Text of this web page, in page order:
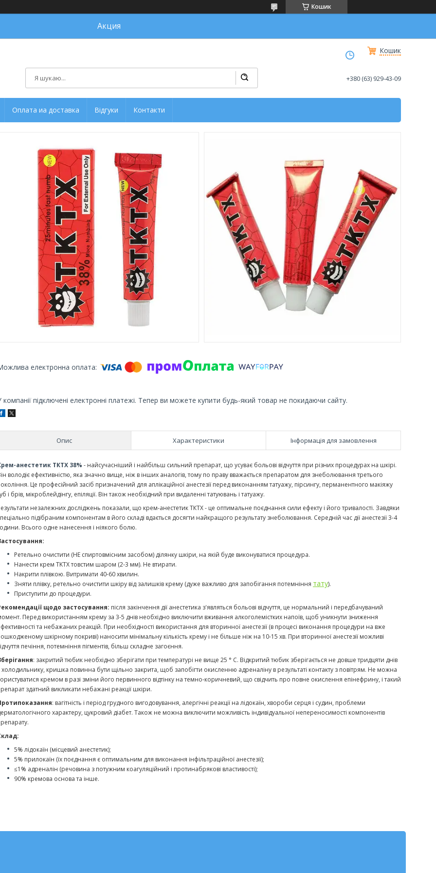
Кошик
Акция
Кошик
+380 (63) 929-43-09
Оплата иа доставка Відгуки Контакти
компанії підключені електронні платежі. Тепер ви можете купити будь-який товар не покидаючи сайту.
Опис Характеристики Інформація для замовлення
анестетик ТКТХ 38% - найсучасніший і найбільш сильний препарат, що усуває больові відчуття при різних процедурах на шкірі.
володіє ефективністю, яка значно вище, ніж в інших аналогів, тому по праву вважається препаратом для знеболювання третього
Це професійний засіб призначений для аплікаційної анестезії перед виконанням татуажу, пірсингу, перманентного макіяжу
і брів, мікроблейдінгу, епіляції. Він також необхідний при видаленні татуювань і татуажу.
незалежних досліджень показали, що крем-анестетик ТКТХ - це оптимальне поєднання сили ефекту і його тривалості. Завдяки
підібраним компонентам в його складі вдається досягти найкращого результату знеболювання. Середній час дії анестезії 3-4
Всього одне нанесення і ніякого болю.
Ретельно очистити (НЕ спиртовмісним засобом) ділянку шкіри, на якій буде виконуватися процедура.
Нанести крем TKTX товстим шаром (2-3 мм). Не втирати.
Накрити плівкою. Витримати 40-60 хвилин.
Зняти плівку, ретельно очистити шкіру від залишків крему (дуже важливо для запобігання потемніння тату).
Приступити до процедури.
щодо застосування: після закінчення дії анестетика з'являться больові відчуття, це нормальний і передбачуваний
Перед використанням крему за 3-5 днів необхідно виключити вживання алкоголемістких напоїв, щоб уникнути зниження
та небажаних реакцій. При необхідності використання для вторинної анестезії (в процесі виконання процедури на вже
шкірному покриві) наносити мінімальну кількість крему і не більше ніж на 10-15 хв. При вторинної анестезії можливі
печіння, потемніння пігментів, більш складне загоєння.
: закритий тюбик необхідно зберігати при температурі не вище 25 ° C. Відкритий тюбик зберігається не довше тридцяти днів
холодильнику, кришка повинна бути щільно закрита, щоб запобігти окисленню адреналіну в результаті контакту з повітрям. Не можна
кремом в разі зміни його первинного відтінку на темно-коричневий, що свідчить про повне окислення епінефрину, і такий
здатний викликати небажані реакції шкіри.
: вагітність і період грудного вигодовування, алергічні реакції на лідокаїн, хвороби серця і судин, проблеми
характеру, цукровий діабет. Також не можна виключити можливість індивідуальної непереносимості компонентів
5% лідокаїн (місцевий анестетик);
5% прилокаїн (їх поєднання є оптимальним для виконання інфільтраційної анестезії);
≤1% адреналін (речовина з потужним коагуляційний і протинабрякові властивості);
90% кремова основа та інше.